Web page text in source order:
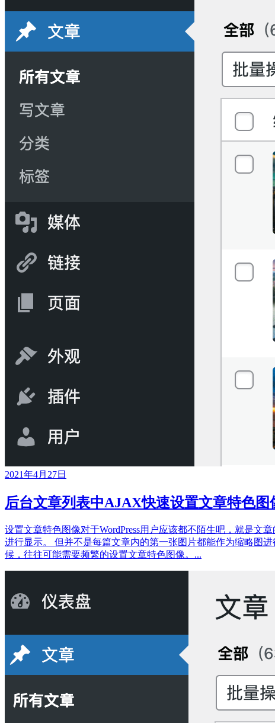
2021年4月27日
后台文章列表中AJAX快速设置文章特色图
设置文章特色图像对于WordPress用户应该都不陌生吧，就是文
进行显示。 但并不是每篇文章内的第一张图片都能作为缩略图
候，往往可能需要频繁的设置文章特色图像。...